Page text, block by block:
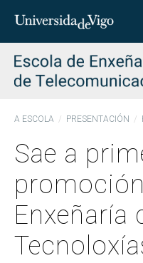
Introduce
para
buscar
A ESCOLA PRESENTACIÓN
Sae a
Enxeñaría